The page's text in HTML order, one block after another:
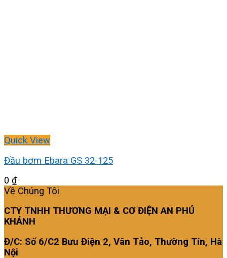
Quick View
Đầu bơm Ebara GS 32-125
0 ₫
Về Chúng Tôi
CTY TNHH THƯƠNG MẠI & CƠ ĐIỆN AN PHÚ
KHÁNH
Đ/C: Số 6/C2 Bưu Điện 2, Vân Tảo, Thường Tín, Hà
Nội